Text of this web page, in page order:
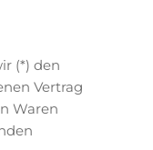
(*) den
Vertrag
Waren